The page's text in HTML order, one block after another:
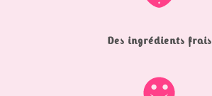
Des ingrédients frais